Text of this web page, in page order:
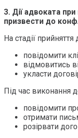
3. Дії адвоката
призвести до
На стадії прийняття
повідомити
відмовитись
укласти
Під час виконання
повідомити
отримати
розірвати